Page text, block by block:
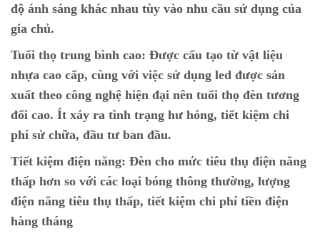
độ ánh sáng khác nhau tùy vào nhu cầu sử dụng của
gia chủ.
Tuổi thọ trung bình cao: Được cấu tạo từ vật liệu
nhựa cao cấp, cùng với việc sử dụng led được sản
xuất theo công nghệ hiện đại nên tuổi thọ đèn tương
đối cao. Ít xảy ra tình trạng hư hỏng, tiết kiệm chi
phí sử chữa, đầu tư ban đầu.
Tiết kiệm điện năng: Đèn cho mức tiêu thụ điện năng
thấp hơn so với các loại bóng thông thường, lượng
điện năng tiêu thụ thấp, tiết kiệm chi phí tiền điện
hàng tháng